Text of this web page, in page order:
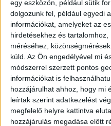
egy eszközön, például sütik
dolgozunk fel, például egyedi
információkat, amelyeket az
hirdetésekhez és
méréséhez,
küld. Az Ön engedélyével mi
módszerrel szerzett pontos
információkat is
hozzájárulhat ahhoz, hogy mi
leírtak szerint adatkezelést
megfelelő helyre kattintva
hozzájárulás megadása előtt
13,48 A és 13,72 A között.
V rendszerfeszültséggel is
A panelek mérete 1722
20,2 kg. A panelek 120
félbevágott
Az új panelek IP65 vagy
fekete eloxált alumínium
Hőmérsékleti
üzemi hőmérsékletük